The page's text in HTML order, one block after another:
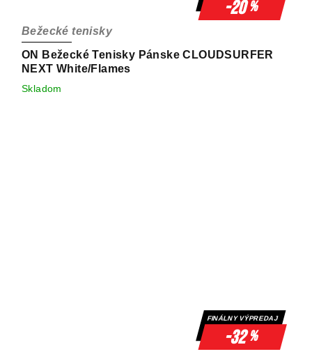
-20%
ON Bežecké Tenisky Pánske CLOUDSURFER
NEXT White/Flames
Bežecké tenisky
Skladom
FINÁLNY VÝPREDAJ
-32%